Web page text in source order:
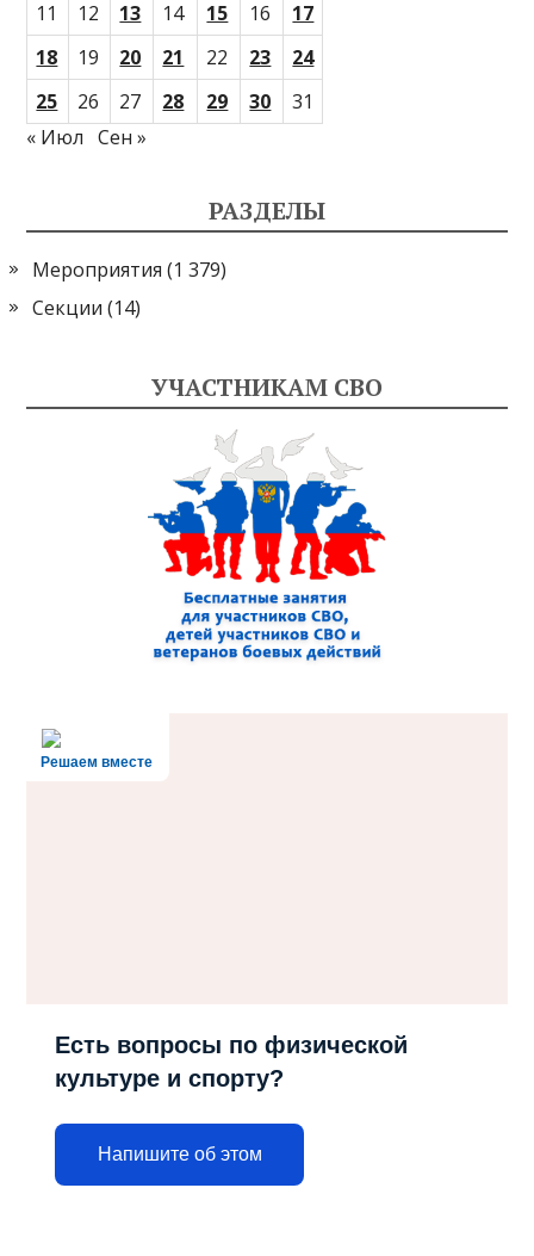
11 12 13 14 15 16
17
18
19 20 21 22 23
24
25
26 27 28 29 30
31
« Июл
Сен »
РАЗДЕЛЫ
Мероприятия (1 379)
Секции (14)
УЧАСТНИКАМ СВО
Решаем вместе
Есть вопросы по физической
культуре и спорту?
Напишите об этом